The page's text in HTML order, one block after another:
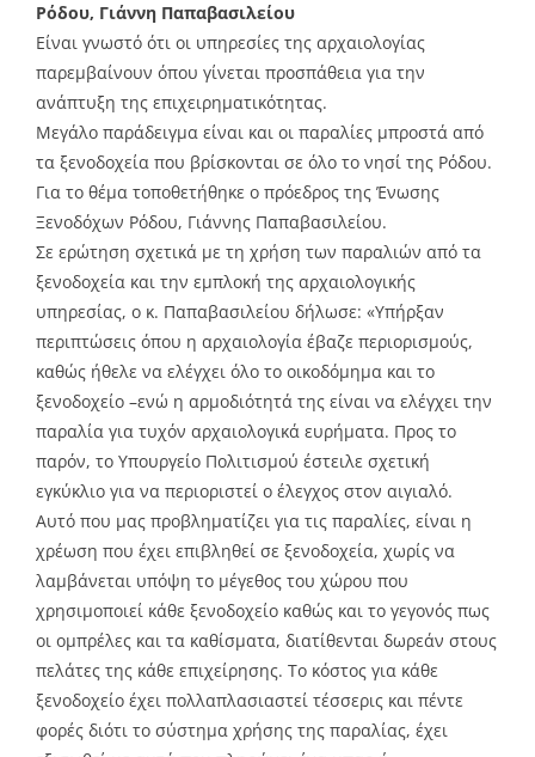
Ρόδου, Γιάννη Παπαβασιλείου
Είναι γνωστό ότι οι υπηρεσίες της αρχαιολογίας
παρεμβαίνουν όπου γίνεται προσπάθεια για την
ανάπτυξη της επιχειρηματικότητας.
Μεγάλο παράδειγμα είναι και οι παραλίες μπροστά από
τα ξενοδοχεία που βρίσκονται σε όλο το νησί της Ρόδου.
Για το θέμα τοποθετήθηκε ο πρόεδρος της Ένωσης
Ξενοδόχων Ρόδου, Γιάννης Παπαβασιλείου.
Σε ερώτηση σχετικά με τη χρήση των παραλιών από τα
ξενοδοχεία και την εμπλοκή της αρχαιολογικής
υπηρεσίας, ο κ. Παπαβασιλείου δήλωσε: «Υπήρξαν
περιπτώσεις όπου η αρχαιολογία έβαζε περιορισμούς,
καθώς ήθελε να ελέγχει όλο το οικοδόμημα και το
ξενοδοχείο –ενώ η αρμοδιότητά της είναι να ελέγχει την
παραλία για τυχόν αρχαιολογικά ευρήματα. Προς το
παρόν, το Υπουργείο Πολιτισμού έστειλε σχετική
εγκύκλιο για να περιοριστεί ο έλεγχος στον αιγιαλό.
Αυτό που μας προβληματίζει για τις παραλίες, είναι η
χρέωση που έχει επιβληθεί σε ξενοδοχεία, χωρίς να
λαμβάνεται υπόψη το μέγεθος του χώρου που
χρησιμοποιεί κάθε ξενοδοχείο καθώς και το γεγονός πως
οι ομπρέλες και τα καθίσματα, διατίθενται δωρεάν στους
πελάτες της κάθε επιχείρησης. Το κόστος για κάθε
ξενοδοχείο έχει πολλαπλασιαστεί τέσσερις και πέντε
φορές διότι το σύστημα χρήσης της παραλίας, έχει